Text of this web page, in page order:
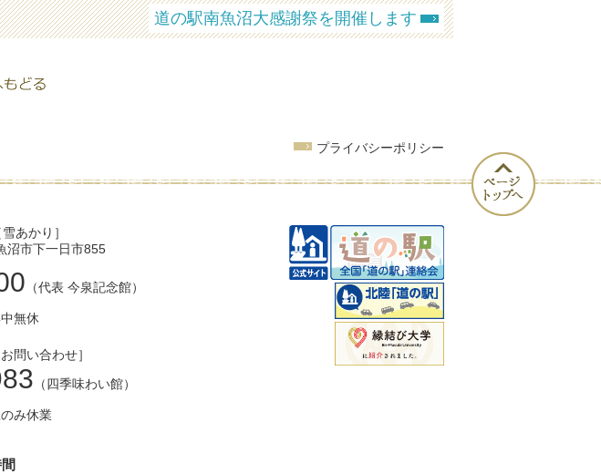
道の駅南魚沼大感謝祭を開催します
プライバシーポリシー
あかり］
沼市下一日市855
（代表 今泉記念館）
無休
問い合わせ］
（四季味わい館）
み休業